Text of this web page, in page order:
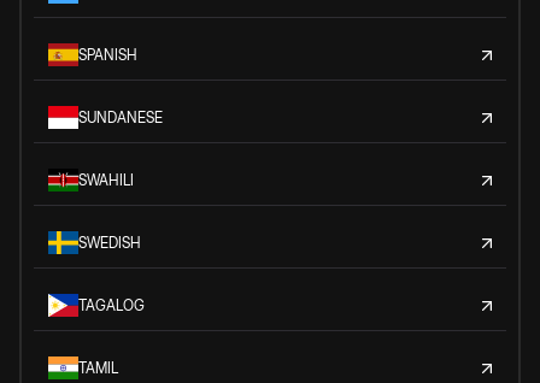
SPANISH
SUNDANESE
SWAHILI
SWEDISH
TAGALOG
TAMIL